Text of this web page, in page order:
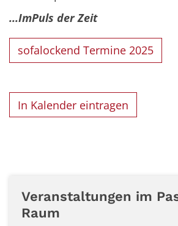
...ImPuls der Zeit
sofalockend Termine 2025
In Kalender eintragen
Veranstaltungen im
Raum